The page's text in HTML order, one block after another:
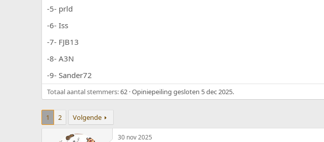
r
e
r
-5- prld
-6- Iss
-7- FJB13
-8- A3N
-9- Sander72
Totaal aantal stemmers 62 Opiniepeiling gesloten 5 dec 2025.
1 2 Volgende
30 nov 2025